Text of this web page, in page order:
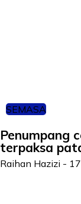
SEMASA
Penumpang
terpaksa
Raihan Hazizi -